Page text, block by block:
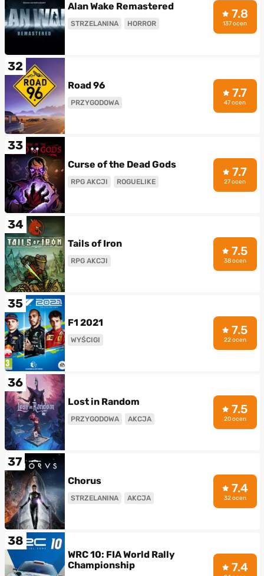
Alan Wake Remastered
STRZELANINA HORROR
7.8
137 ocen
32
Road 96
PRZYGODOWA
7.7
47 ocen
33
Curse of the Dead Gods
RPG AKCJI ROGUELIKE
7.7
27 ocen
34
Tails of Iron
RPG AKCJI
7.5
38 ocen
35
F1 2021
WYŚCIGI
7.5
22 ocen
36
Lost in Random
PRZYGODOWA AKCJA
7.5
20 ocen
37
Chorus
STRZELANINA AKCJA
7.4
32 ocen
38
WRC 10: FIA World Rally
Championship
7.4